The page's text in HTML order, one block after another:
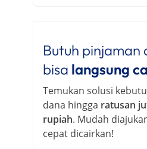
Butuh pinjaman
bisa langsung
Temukan solusi
dana hingga ratusan
rupiah. Mudah
cepat dicairkan!